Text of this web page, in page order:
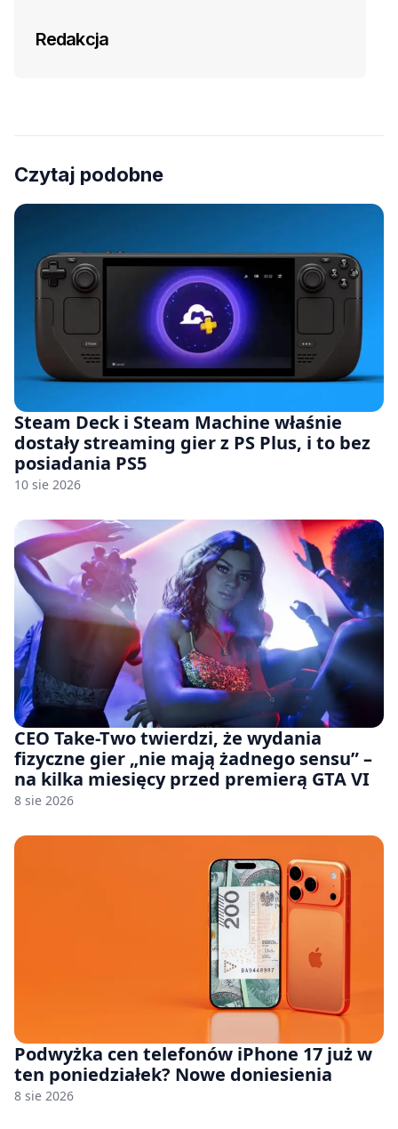
Redakcja
Czytaj podobne
Steam Deck i Steam Machine właśnie
dostały streaming gier z PS Plus, i to bez
posiadania PS5
10 sie 2026
CEO Take-Two twierdzi, że wydania
fizyczne gier „nie mają żadnego sensu” –
na kilka miesięcy przed premierą GTA VI
8 sie 2026
Podwyżka cen telefonów iPhone 17 już w
ten poniedziałek? Nowe doniesienia
8 sie 2026